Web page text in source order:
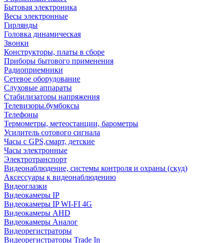
Бытовая электроника
Весы электронные
Гирлянды
Головка динамическая
Звонки
Конструкторы, платы в сборе
Приборы бытового применения
Радиоприемники
Сетевое оборудование
Слуховые аппараты
Стабилизаторы напряжения
Телевизоры.бумбоксы
Телефоны
Термометры, метеостанции, барометры
Усилитель сотового сигнала
Часы с GPS,смарт, детские
Часы электронные
Электротранспорт
Видеонаблюдение, системы контроля и охраны (скуд)
Аксессуары к видеонаблюдению
Видеоглазки
Видеокамеры IP
Видеокамеры IP WI-FI 4G
Видеокамеры AHD
Видеокамеры Аналог
Видеорегистраторы
Видеорегистраторы Trade In